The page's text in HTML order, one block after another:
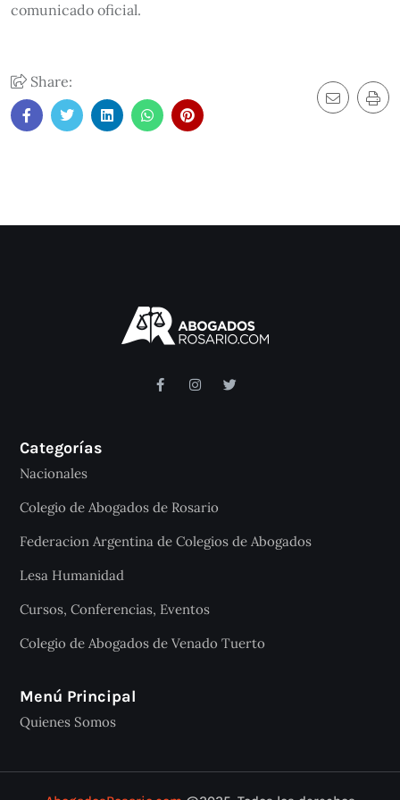
comunicado oficial.
Share:
Categorías
Nacionales
Colegio de Abogados de Rosario
Federacion Argentina de Colegios de Abogados
Lesa Humanidad
Cursos, Conferencias, Eventos
Colegio de Abogados de Venado Tuerto
Menú Principal
Quienes Somos